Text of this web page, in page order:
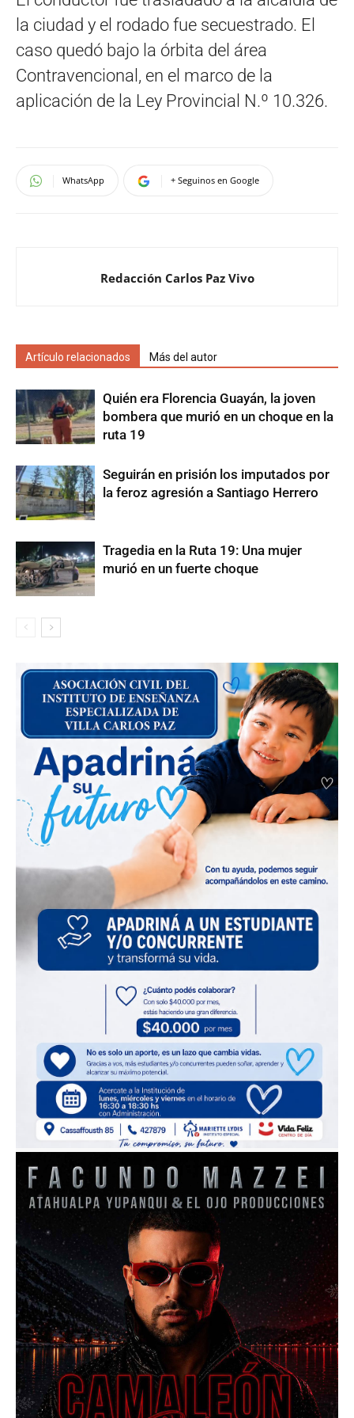
la ciudad y el rodado fue secuestrado. El
caso quedó bajo la órbita del área
Contravencional, en el marco de la
aplicación de la Ley Provincial N.º 10.326.
WhatsApp + Seguinos en Google
Redacción Carlos Paz Vivo
Artículo relacionados Más del autor
Quién era Florencia Guayán, la joven
bombera que murió en un choque en la
ruta 19
Seguirán en prisión los imputados por
la feroz agresión a Santiago Herrero
Tragedia en la Ruta 19: Una mujer
murió en un fuerte choque